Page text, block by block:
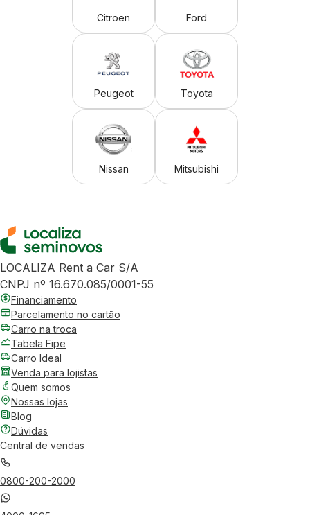
Citroen Ford
Peugeot Toyota
Nissan Mitsubishi
LOCALIZA Rent a Car S/A
CNPJ nº 16.670.085/0001-55
Financiamento
Parcelamento no cartão
Carro na troca
Tabela Fipe
Carro Ideal
Venda para lojistas
Quem somos
Nossas lojas
Blog
Dúvidas
Central de vendas
0800-200-2000